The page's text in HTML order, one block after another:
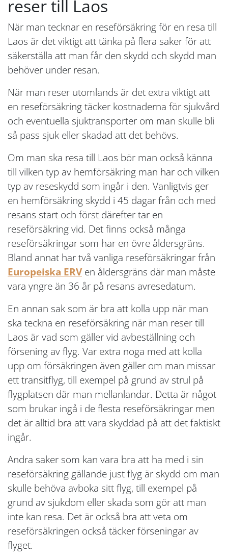
reser till Laos
När man tecknar en reseförsäkring för en resa till
Laos är det viktigt att tänka på flera saker för att
säkerställa att man får den skydd och skydd man
behöver under resan.
När man reser utomlands är det extra viktigt att
en reseförsäkring täcker kostnaderna för sjukvård
och eventuella sjuktransporter om man skulle bli
så pass sjuk eller skadad att det behövs.
Om man ska resa till Laos bör man också känna
till vilken typ av hemförsäkring man har och vilken
typ av reseskydd som ingår i den. Vanligtvis ger
en hemförsäkring skydd i 45 dagar från och med
resans start och först därefter tar en
reseförsäkring vid. Det finns också många
reseförsäkringar som har en övre åldersgräns.
Bland annat har två vanliga reseförsäkringar från
Europeiska ERVen åldersgräns där man måste
vara yngre än 36 år på resans avresedatum.
En annan sak som är bra att kolla upp när man
ska teckna en reseförsäkring när man reser till
Laos är vad som gäller vid avbeställning och
försening av flyg. Var extra noga med att kolla
upp om försäkringen även gäller om man missar
ett transitflyg, till exempel på grund av strul på
flygplatsen där man mellanlandar. Detta är något
som brukar ingå i de flesta reseförsäkringar men
det är alltid bra att vara skyddad på att det faktiskt
ingår.
Andra saker som kan vara bra att ha med i sin
reseförsäkring gällande just flyg är skydd om man
skulle behöva avboka sitt flyg, till exempel på
grund av sjukdom eller skada som gör att man
inte kan resa. Det är också bra att veta om
reseförsäkringen också täcker förseningar av
flyget.